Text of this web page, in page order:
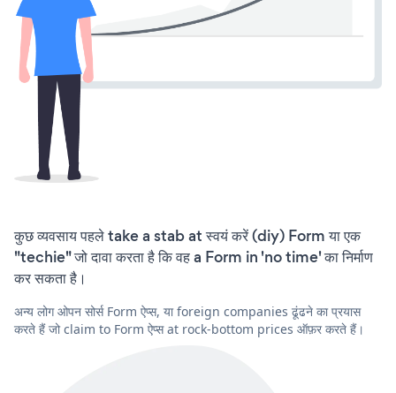
कुछ व्यवसाय पहले take a stab at स्वयं करें (diy) Form या एक
"techie" जो दावा करता है कि वह a Form in 'no time' का निर्माण
कर सकता है।
अन्य लोग ओपन सोर्स Form ऐप्स, या foreign companies ढूंढने का प्रयास
करते हैं जो claim to Form ऐप्स at rock-bottom prices ऑफ़र करते हैं।